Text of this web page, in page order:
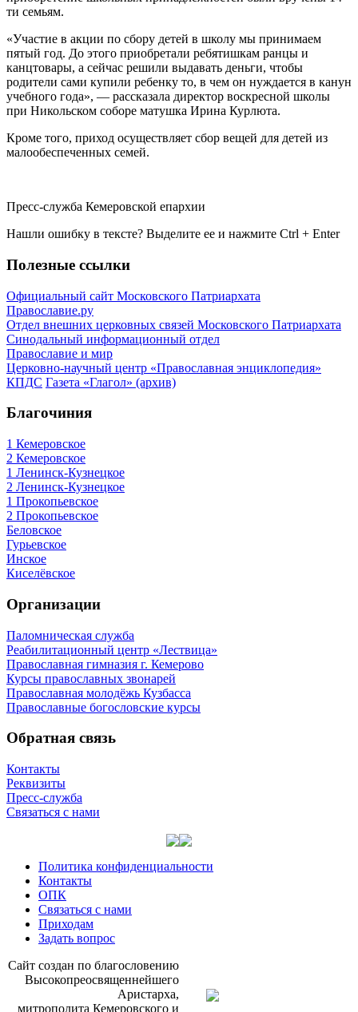
ти семьям.
«Участие в акции по сбору детей в школу мы принимаем
пятый год. До этого приобретали ребятишкам ранцы и
канцтовары, а сейчас решили выдавать деньги, чтобы
родители сами купили ребенку то, в чем он нуждается в канун
учебного года», — рассказала директор воскресной школы
при Никольском соборе матушка Ирина Курлюта.
Кроме того, приход осуществляет сбор вещей для детей из
малообеспеченных семей.
Пресс-служба Кемеровской епархии
Нашли ошибку в тексте? Выделите ее и нажмите Ctrl + Enter
Полезные ссылки
Официальный сайт Московского Патриархата
Православие.ру
Отдел внешних церковных связей Московского Патриархата
Синодальный информационный отдел
Православие и мир
Церковно-научный центр «Православная энциклопедия»
КПДС Газета «Глагол» (архив)
Благочиния
1 Кемеровское
2 Кемеровское
1 Ленинск-Кузнецкое
2 Ленинск-Кузнецкое
1 Прокопьевское
2 Прокопьевское
Беловское
Гурьевское
Инское
Киселёвское
Организации
Паломническая служба
Реабилитационный центр «Лествица»
Православная гимназия г. Кемерово
Курсы православных звонарей
Православная молодёжь Кузбасса
Православные богословские курсы
Обратная связь
Контакты
Реквизиты
Пресс-служба
Связаться с нами
Политика конфиденциальности
Контакты
ОПК
Связаться с нами
Приходам
Задать вопрос
Сайт со­здан по бла­го­сло­ве­нию
Вы­со­ко­прео­свя­щен­ней­ше­го
Ари­стар­ха,
мит­ро­по­ли­та Ке­ме­ров­ско­го и